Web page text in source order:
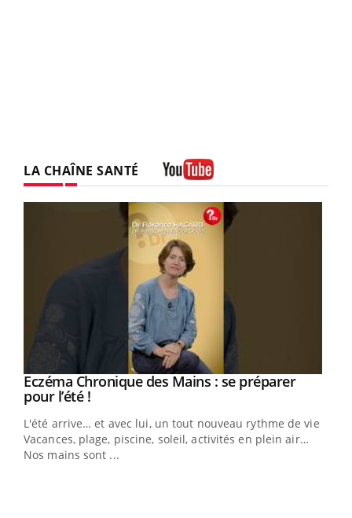
LA CHAÎNE SANTÉ
Youtube
Eczéma Chronique des Mains : se préparer
pour l’été !Youtube
L'été arrive… et avec lui, un tout nouveau rythme de vie !
Vacances, plage, piscine, soleil, activités en plein air…
Nos mains sont ...